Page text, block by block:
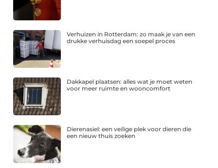
Verhuizen in Rotterdam: zo maak je van een
drukke verhuisdag een soepel proces
Dakkapel plaatsen: alles wat je moet weten
voor meer ruimte en wooncomfort
Dierenasiel: een veilige plek voor dieren die
een nieuw thuis zoeken